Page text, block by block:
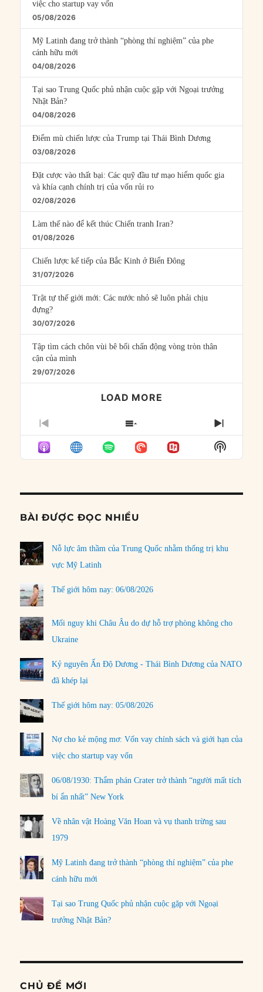
việc cho startup vay vốn
05/08/2026
Mỹ Latinh đang trở thành “phòng thí nghiệm” của phe
cánh hữu mới
04/08/2026
Tại sao Trung Quốc phủ nhận cuộc gặp với Ngoại trưởng
Nhật Bản?
04/08/2026
Điểm mù chiến lược của Trump tại Thái Bình Dương
03/08/2026
Đặt cược vào thất bại: Các quỹ đầu tư mạo hiểm quốc gia
và khía cạnh chính trị của vốn rủi ro
02/08/2026
Làm thế nào để kết thúc Chiến tranh Iran?
01/08/2026
Chiến lược kế tiếp của Bắc Kinh ở Biển Đông
31/07/2026
Trật tự thế giới mới: Các nước nhỏ sẽ luôn phải chịu
đựng?
30/07/2026
Tập tìm cách chôn vùi bê bối chấn động vòng tròn thân
cận của mình
29/07/2026
LOAD MORE
PREVIOUS
EPISODE
SHOW
EPISODES
LIST
NEXT
Show
Podcast
BÀI ĐƯỢC ĐỌC NHIỀU
Nỗ lực âm thầm của Trung Quốc nhằm thống trị khu
vực Mỹ Latinh
Thế giới hôm nay: 06/08/2026
Mối nguy khi Châu Âu do dự hỗ trợ phòng không cho
Ukraine
Kỷ nguyên Ấn Độ Dương - Thái Bình Dương của NATO
đã khép lại
Thế giới hôm nay: 05/08/2026
Nợ cho kẻ mộng mơ: Vốn vay chính sách và giới hạn của
việc cho startup vay vốn
06/08/1930: Thẩm phán Crater trở thành “người mất tích
bí ẩn nhất” New York
Về nhân vật Hoàng Văn Hoan và vụ thanh trừng sau
1979
Mỹ Latinh đang trở thành “phòng thí nghiệm” của phe
cánh hữu mới
Tại sao Trung Quốc phủ nhận cuộc gặp với Ngoại
trưởng Nhật Bản?
CHỦ ĐỀ MỚI